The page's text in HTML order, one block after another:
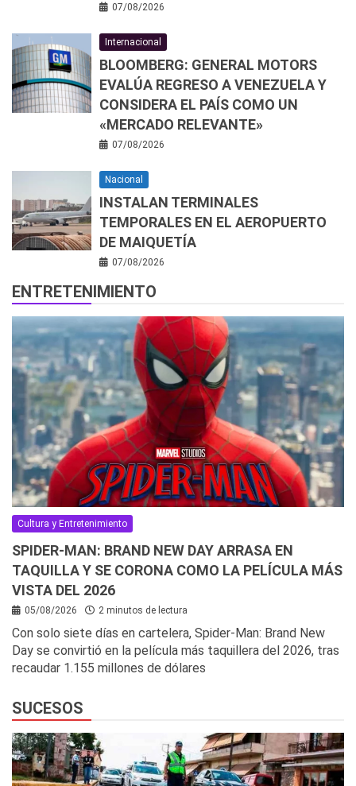
07/08/2026
Internacional
BLOOMBERG: GENERAL MOTORS
EVALÚA REGRESO A VENEZUELA Y
CONSIDERA EL PAÍS COMO UN
«MERCADO RELEVANTE»
07/08/2026
Nacional
INSTALAN TERMINALES
TEMPORALES EN EL AEROPUERTO
DE MAIQUETÍA
07/08/2026
ENTRETENIMIENTO
Cultura y Entretenimiento
SPIDER-MAN: BRAND NEW DAY ARRASA EN
TAQUILLA Y SE CORONA COMO LA PELÍCULA MÁS
VISTA DEL 2026
05/08/2026 2 minutos de lectura
Con solo siete días en cartelera, Spider-Man: Brand New
Day se convirtió en la película más taquillera del 2026, tras
recaudar 1.155 millones de dólares
SUCESOS